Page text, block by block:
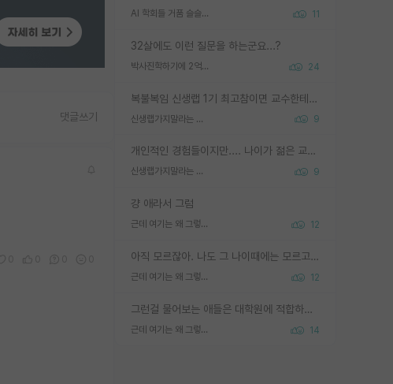
AI 학회들 거품 슬슬 지적이 나오네요 11
32살에도 이런 질문을 하는군요...?
박사진학하기에 2억은 괜찮은 (?) 정도의 경제력인가요 24
복불복임 신생랩 1기 최고참이면 교수한테 직접 지도받는 시간이 매우 많음 제대로 된 교수라면 말이지 그게 아니라면 그냥 넌 해방 불가능한 노예 1호에 감점쓰레기통이 되는거고
신생랩가지말라는 이유가 있었구나 9
개인적인 경험들이지만.... 나이가 젊은 교수일수록 꼰대라는 가면을 쓴 채로 무례함을 행동하는 경우가 거의 90% 정도였음. 나이가 어린데 다른 또래들과 달리 명예, 권력, 재력까지 얻었으니 세상 다 가진 기분이겠지. 오히러 나이 든 교수들이 행동과 말을 더 조심하시더라.
신생랩가지말라는 이유가 있었구나 9
걍 애라서 그럼
근데 여기는 왜 그렇게 SPK를 물어보는거임? 12
아직 모르잖아. 나도 그 나이때에는 모르고 평가 받고 안심하고 싶었어.
근데 여기는 왜 그렇게 SPK를 물어보는거임? 12
그런걸 물어보는 애들은 대학원에 적합하지 않다
근데 여기는 왜 그렇게 SPK를 물어보는거임? 14
댓글쓰기